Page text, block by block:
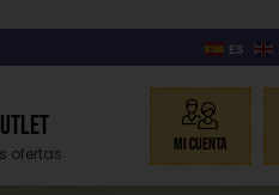
ES
ofertas Mi Cuenta